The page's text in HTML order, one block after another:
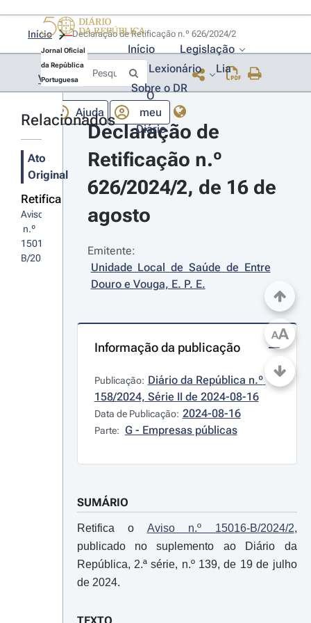
Jornal Oficial
da República
Portuguesa
Início
Legislação
Lexionário
Lia
Sobre o DR
Ajuda
O
meu
Diário
Início
Voltar
Relacionados
Ato
Original
Retifica
Aviso
n.º
15016-
B/2024/2
Declaração de
Retificação n.º
626/2024/2, de 16 de
agosto
Emitente:
Unidade Local de Saúde de Entre
Douro e Vouga, E. P. E.
Informação da publicação
Publicação: Diário da República n.º
158/2024, Série II de 2024-08-16
Data de Publicação: 2024-08-16
Parte: G - Empresas públicas
SUMÁRIO
Retifica o Aviso n.º 15016-B/2024/2,
publicado no suplemento ao Diário da
República, 2.ª série, n.º 139, de 19 de julho
de 2024.
AA